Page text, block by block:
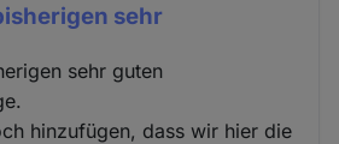
sehr
sehr guten
hinzufügen, dass wir hier die